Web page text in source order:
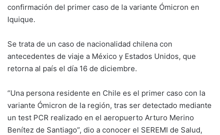
confirmación del primer caso de la variante Ómicron en
Iquique.
Se trata de un caso de nacionalidad chilena con
antecedentes de viaje a México y Estados Unidos, que
retorna al país el día 16 de diciembre.
“Una persona residente en Chile es el primer caso con la
variante Ómicron de la región, tras ser detectado mediante
un test PCR realizado en el aeropuerto Arturo Merino
Benítez de Santiago”, dio a conocer el SEREMI de Salud,